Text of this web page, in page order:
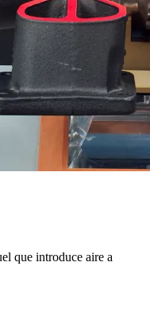
que introduce aire a